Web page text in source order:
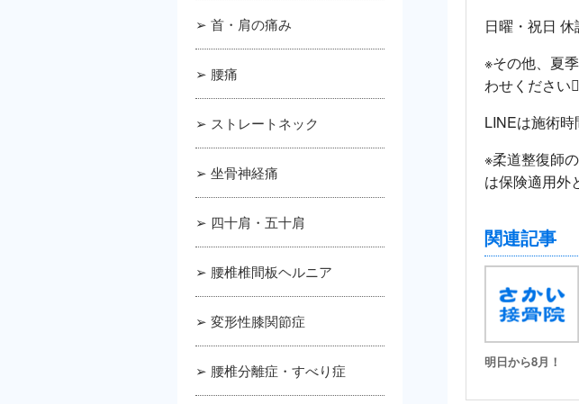
日曜・祝日 休
※その他、夏
わせください
LINEは施術時
※柔道整復師
は保険適用外
関連記事
明日から8月！
➢ 首・肩の痛み
➢ 腰痛
➢ ストレートネック
➢ 坐骨神経痛
➢ 四十肩・五十肩
➢ 腰椎椎間板ヘルニア
➢ 変形性膝関節症
➢ 腰椎分離症・すべり症